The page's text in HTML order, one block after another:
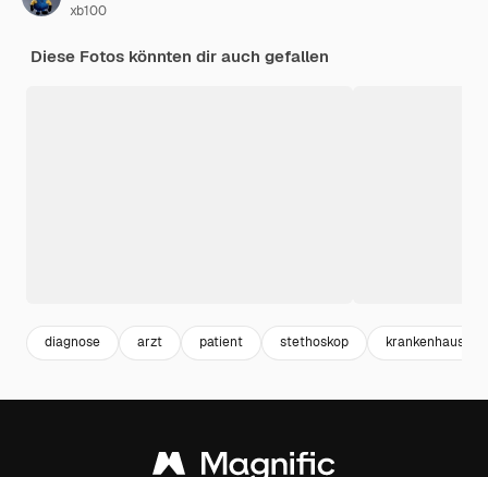
xb100
Diese Fotos könnten dir auch gefallen
diagnose arzt patient stethoskop krankenhaus